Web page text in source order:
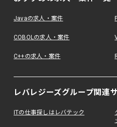
Javaの求人・案件
COBOLの求人・案件
C++の求人・案件
レバレジーズグループ関連
ITの仕事探しはレバテック